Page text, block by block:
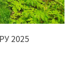
2025